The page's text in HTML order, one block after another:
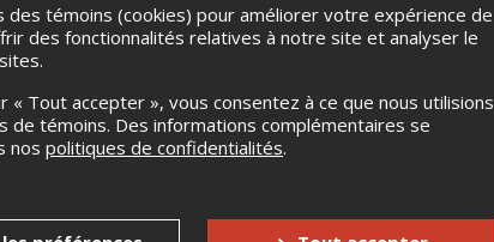
PORTE ***
Aucun remboursement
des témoins (cookies) pour améliorer votre expérience de
des fonctionnalités relatives à notre site et analyser le
« Tout accepter », vous consentez à ce que nous utilisions
de témoins. Des informations complémentaires se
nos politiques de confidentialités.